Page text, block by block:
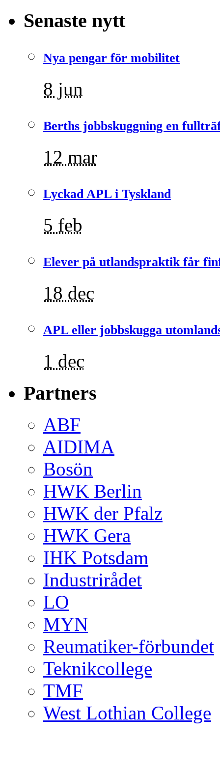
Senaste nytt
Nya pengar för mobilitet
8 jun
Berths jobbskuggning en
12 mar
Lyckad APL i Tyskland
5 feb
Elever på utlandspraktik får
18 dec
APL eller jobbskugga
1 dec
Partners
ABF
AIDIMA
Bosön
HWK Berlin
HWK der Pfalz
HWK Gera
IHK Potsdam
Industrirådet
LO
MYN
Reumatiker-förbundet
Teknikcollege
TMF
West Lothian College